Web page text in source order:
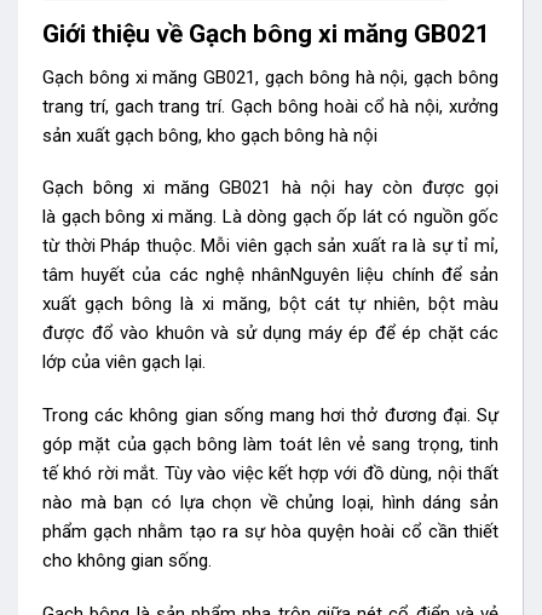
Giới thiệu về Gạch bông xi măng GB021
Gạch bông xi măng GB021, gạch bông hà nội, gạch bông
trang trí, gach trang trí. Gạch bông hoài cổ hà nội, xưởng
sản xuất gạch bông, kho gạch bông hà nội
Gạch bông xi măng GB021 hà nội hay còn được gọi
là gạch bông xi măng. Là dòng gạch ốp lát có nguồn gốc
từ thời Pháp thuộc. Mỗi viên gạch sản xuất ra là sự tỉ mỉ,
tâm huyết của các nghệ nhânNguyên liệu chính để sản
xuất gạch bông là xi măng, bột cát tự nhiên, bột màu
được đổ vào khuôn và sử dụng máy ép để ép chặt các
lớp của viên gạch lại.
Trong các không gian sống mang hơi thở đương đại. Sự
góp mặt của gạch bông làm toát lên vẻ sang trọng, tinh
tế khó rời mắt. Tùy vào việc kết hợp với đồ dùng, nội thất
nào mà bạn có lựa chọn về chủng loại, hình dáng sản
phẩm gạch nhằm tạo ra sự hòa quyện hoài cổ cần thiết
cho không gian sống.